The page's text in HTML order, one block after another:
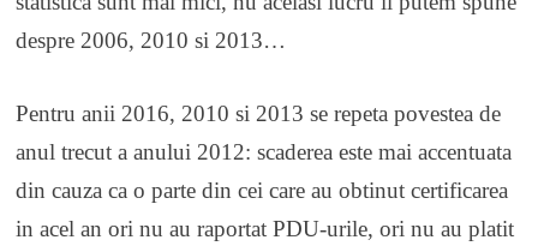
despre 2006, 2010 si 2013…
Pentru anii 2016, 2010 si 2013 se repeta povestea de
anul trecut a anului 2012: scaderea este mai accentuata
din cauza ca o parte din cei care au obtinut certificarea
in acel an ori nu au raportat PDU-urile, ori nu au platit